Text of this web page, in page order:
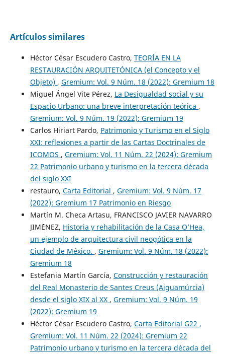
Artículos similares
Héctor César Escudero Castro, TEORÍA EN LA
RESTAURACIÓN ARQUITETÓNICA (el Concepto y el
Objeto) , Gremium: Vol. 9 Núm. 18 (2022): Gremium 18
Miguel Ángel Vite Pérez, La Desigualdad social y su
Espacio Urbano: una breve interpretación teórica ,
Gremium: Vol. 9 Núm. 19 (2022): Gremium 19
Carlos Hiriart Pardo, Patrimonio y Turismo en el Siglo
XXI: reflexiones a partir de las Cartas Doctrinales de
ICOMOS , Gremium: Vol. 11 Núm. 22 (2024): Gremium
22 Patrimonio urbano y turismo en la tercera década
del siglo XXI
restauro, Carta Editorial , Gremium: Vol. 9 Núm. 17
(2022): Gremium 17 Patrimonio en Riesgo
Martín M. Checa Artasu, FRANCISCO JAVIER NAVARRO
JIM´´ENEZ, Historia y rehabilitación de la Casa O’Hea,
un ejemplo de arquitectura civil neogótica en la
Ciudad de México. , Gremium: Vol. 9 Núm. 18 (2022):
Gremium 18
Estefania Martín García, Construcción y restauración
del Real Monasterio de Santes Creus (Aiguamúrcia)
desde el siglo XIX al XX , Gremium: Vol. 9 Núm. 19
(2022): Gremium 19
Héctor César Escudero Castro, Carta Editorial G22 ,
Gremium: Vol. 11 Núm. 22 (2024): Gremium 22
Patrimonio urbano y turismo en la tercera década del